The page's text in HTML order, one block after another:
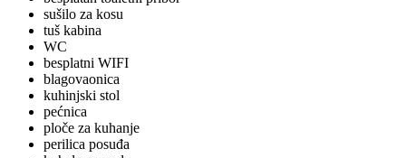
sušilo za kosu
tuš kabina
WC
besplatni WIFI
blagovaonica
kuhinjski stol
pećnica
ploče za kuhanje
perilica posuđa